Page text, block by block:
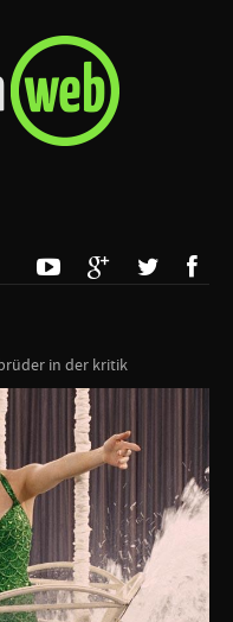
in der kritik